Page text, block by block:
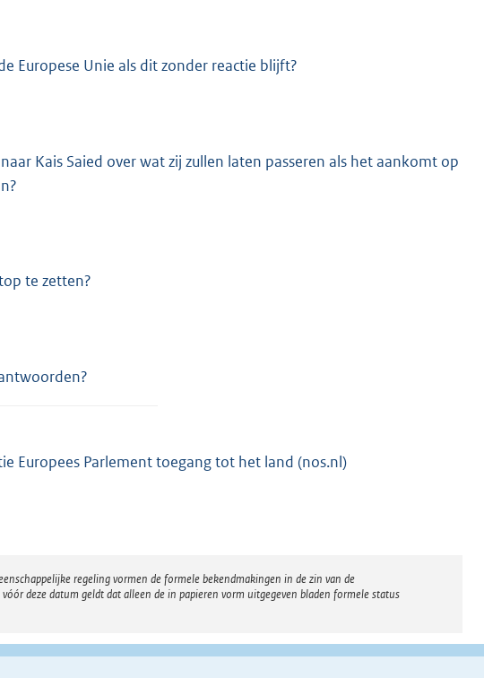
Europese Unie als dit zonder reactie blijft?
Kais Saied over wat zij zullen laten passeren als het aankomt op
te zetten?
Europees Parlement toegang tot het land (nos.nl)
regeling vormen de formele bekendmakingen in de zin van de
deze datum geldt dat alleen de in papieren vorm uitgegeven bladen formele status